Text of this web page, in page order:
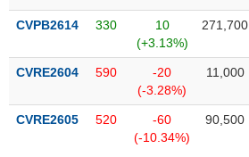
CVPB2614 330
10
(+3.13%)
271,700
CVRE2604 590
-20
(-3.28%)
11,000
CVRE2605 520
-60
(-10.34%)
90,500